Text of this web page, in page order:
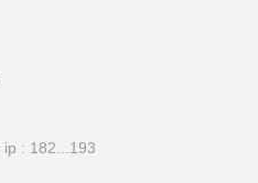
ip : 182...193